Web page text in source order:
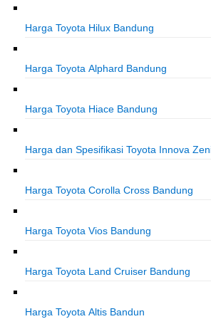
Harga Toyota Hilux Bandung
Harga Toyota Alphard Bandung
Harga Toyota Hiace Bandung
Harga dan Spesifikasi Toyota Innova
Harga Toyota Corolla Cross Bandung
Harga Toyota Vios Bandung
Harga Toyota Land Cruiser Bandung
Harga Toyota Altis Bandun